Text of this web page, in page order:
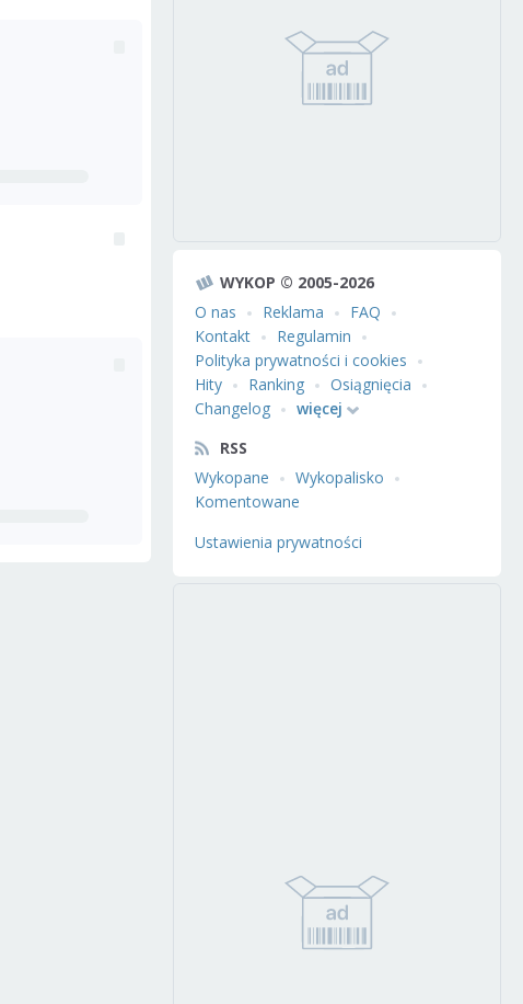
WYKOP © 2005-2026
O nas
Reklama
FAQ
Kontakt
Regulamin
Polityka prywatności i cookies
Hity
Ranking
Osiągnięcia
Changelog
więcej
RSS
Wykopane
Wykopalisko
Komentowane
Ustawienia prywatności